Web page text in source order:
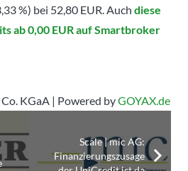
%) bei 52,80 EUR. Auch diese
ab 0,00 EUR auf Smartbroker
KGaA | Powered byGOYAX.de
Scale | mic AG:
Finanzierungszusage